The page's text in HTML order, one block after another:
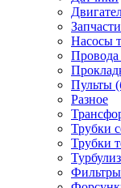
Насосы
Провода
Пульты
Разное
Трубки
Трубки